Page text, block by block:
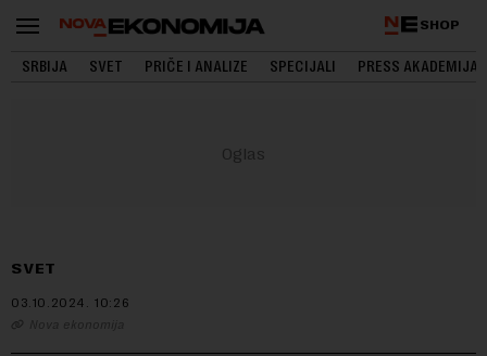
SHOP
SRBIJA SVET PRIČE I ANALIZE SPECIJALI PRESS AKADEMIJA
SVET
03.10.2024. 10:26
Nova ekonomija